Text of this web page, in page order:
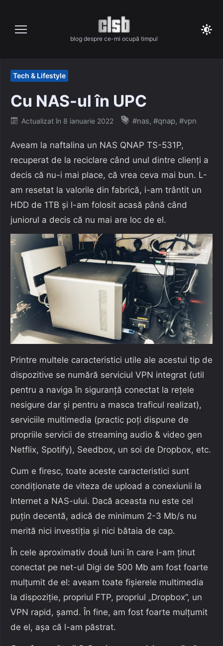
content
blog despre ce-mi ocupă timpul
Tech & Lifestyle
Cu NAS-ul în UPC
Posted
Actualizat în 8 ianuarie 2022 #nas, #qnap, #vpn
Aveam la naftalina un NAS QNAP TS-531P,
recuperat de la reciclare când unul dintre clienți a
decis că nu-i mai place, că vrea ceva mai bun. L-
am resetat la valorile din fabrică, i-am trântit un
HDD de 1TB și l-am folosit acasă până când
juniorul a decis că nu mai are loc de el.
Printre multele caracteristici utile ale acestui tip de
dispozitive se numără serviciul VPN integrat (util
pentru a naviga în siguranță conectat la rețele
nesigure dar și pentru a masca traficul realizat),
serviciile multimedia (practic poți dispune de
propriile servicii de streaming audio & video gen
Netflix, Spotify), Seedbox, un soi de Dropbox, etc.
Cum e firesc, toate aceste caracteristici sunt
condiționate de viteza de upload a conexiunii la
Internet a NAS-ului. Dacă aceasta nu este cel
puțin decentă, adică de minimum 2-3 Mb/s nu
merită nici investiția și nici bătaia de cap.
În cele aproximativ două luni în care l-am ținut
conectat pe net-ul Digi de 500 Mb am fost foarte
mulțumit de el: aveam toate fișierele multimedia
la dispoziție, propriul FTP, propriul „Dropbox”, un
VPN rapid, șamd. În fine, am fost foarte mulțumit
de el, așa că l-am păstrat.